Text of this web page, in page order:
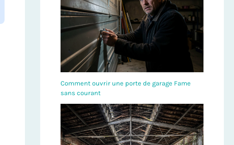
Comment ouvrir une porte de garage Fame
sans courant